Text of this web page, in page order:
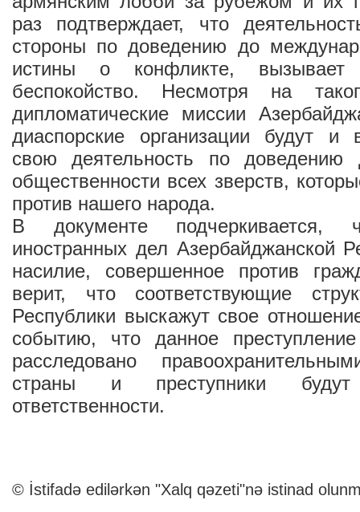
раз подтверждает, что
стороны по доведению до
истины о конфликте,
беспокойство. Несмотря на
дипломатические миссии
диаспорские организации будут и
свою деятельность по доведению
общественности всех зверств,
против нашего народа.
В документе подчеркивается,
иностранных дел Азербайджанской
насилие, совершенное против
верит, что соответствующие
Республики выскажут свое
событию, что данное
расследовано
страны и преступники
ответственности.
© İstifadə edilərkən "Xalq qəzeti"nə istinad